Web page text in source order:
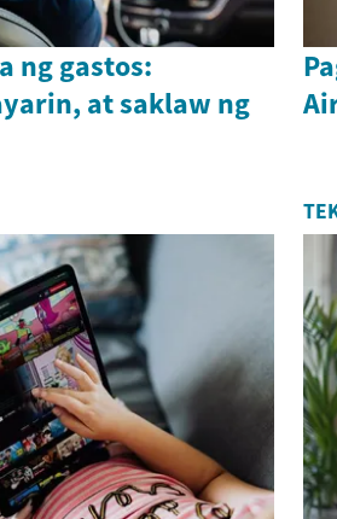
ng gastos:
at saklaw ng